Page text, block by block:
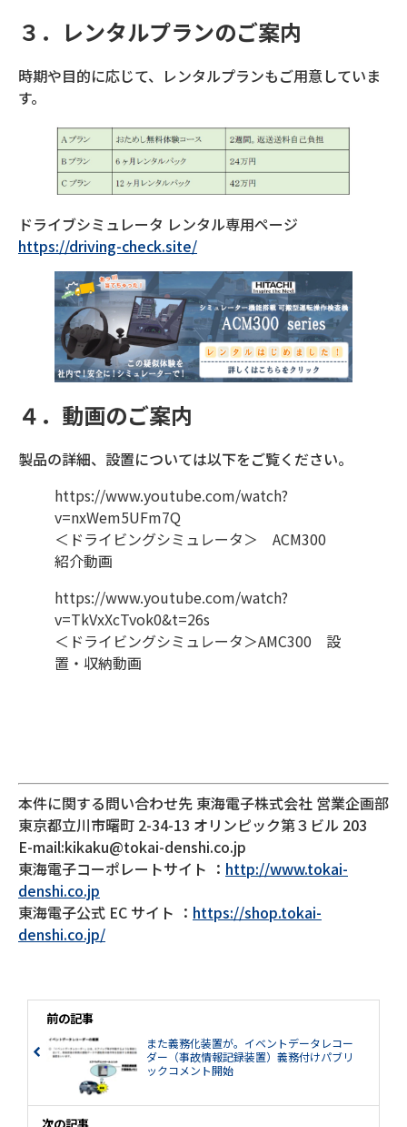
３．レンタルプランのご案内
時期や目的に応じて、レンタルプランもご用意していま
す。
ドライブシミュレータ レンタル専用ページ
https://driving-check.site/
４．動画のご案内
製品の詳細、設置については以下をご覧ください。
https://www.youtube.com/watch?
v=nxWem5UFm7Q
＜ドライビングシミュレータ＞ ACM300
紹介動画
https://www.youtube.com/watch?
v=TkVxXcTvok0&t=26s
＜ドライビングシミュレータ＞AMC300 設
置・収納動画
本件に関する問い合わせ先 東海電子株式会社 営業企画部
東京都立川市曙町 2-34-13 オリンピック第３ビル 203
E-mail:kikaku@tokai-denshi.co.jp
東海電子コーポレートサイト ： http://www.tokai-
denshi.co.jp
東海電子公式 EC サイト ： https://shop.tokai-
denshi.co.jp/
前の記事
また義務化装置が。イベントデータレコー
ダー（事故情報記録装置）義務付けパブリ
ックコメント開始
次の記事